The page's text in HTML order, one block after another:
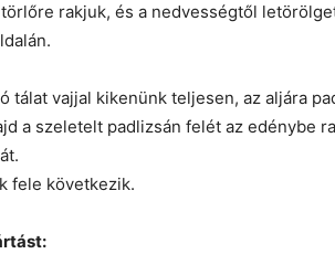
rakjuk, és a nedvességtől
tálat vajjal kikenünk teljesen, az aljára
a szeletelt padlizsán felét az edénybe
fele következik.